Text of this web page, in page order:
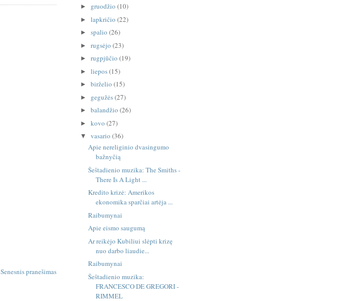
Senesnis pranešimas
► gruodžio (10)
► lapkričio (22)
► spalio (26)
► rugsėjo (23)
► rugpjūčio (19)
► liepos(15)
► birželio (15)
► gegužės(27)
► balandžio (26)
► kovo (27)
▼ vasario (36)
Apie nereliginio dvasingumo
bažnyčią
Šeštadienio muzika: The Smiths -
There Is A Light ...
Kredito krizė: Amerikos
ekonomika sparčiai artėja ...
Raibumynai
Apie eismo saugumą
Ar reikėjo Kubiliui slėpti krizę
nuo darbo liaudie...
Raibumynai
Šeštadienio muzika:
FRANCESCO DE GREGORI -
RIMMEL